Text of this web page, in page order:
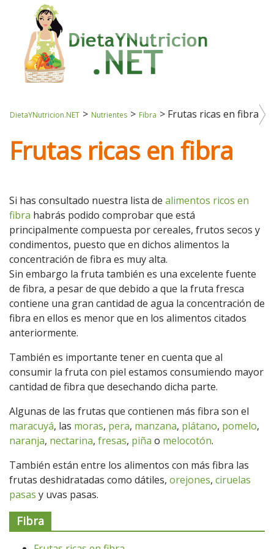
DietaYNutricion.NET > Nutrientes > Fibra > Frutas ricas en fibra
Frutas ricas en fibra
Si has consultado nuestra lista de alimentos ricos en
fibra habrás podido comprobar que está
principalmente compuesta por cereales, frutos secos y
condimentos, puesto que en dichos alimentos la
concentración de fibra es muy alta.
Sin embargo la fruta también es una excelente fuente
de fibra, a pesar de que debido a que la fruta fresca
contiene una gran cantidad de agua la concentración de
fibra en ellos es menor que en los alimentos citados
anteriormente.
También es importante tener en cuenta que al
consumir la fruta con piel estamos consumiendo mayor
cantidad de fibra que desechando dicha parte.
Algunas de las frutas que contienen más fibra son el
maracuyá, las moras, pera, manzana, plátano, pomelo,
naranja, nectarina, fresas, piña o melocotón.
También están entre los alimentos con más fibra las
frutas deshidratadas como dátiles, orejones, ciruelas
pasas y uvas pasas.
Fibra